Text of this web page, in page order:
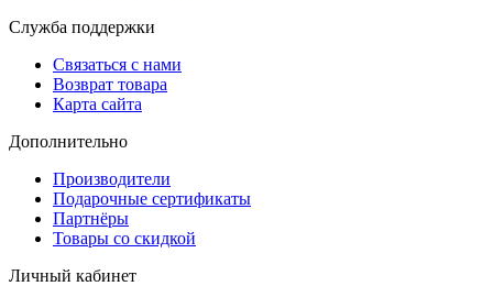
Служба поддержки
Связаться с нами
Возврат товара
Карта сайта
Дополнительно
Производители
Подарочные сертификаты
Партнёры
Товары со скидкой
Личный кабинет